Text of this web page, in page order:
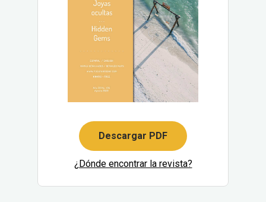
Descargar PDF
¿Dónde encontrar la revista?